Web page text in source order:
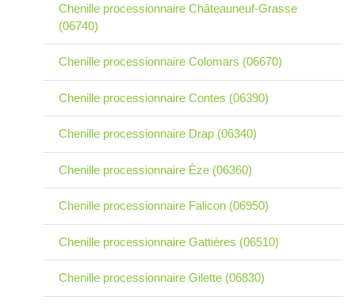
Chenille processionnaire Châteauneuf-Grasse
(06740)
Chenille processionnaire Colomars (06670)
Chenille processionnaire Contes (06390)
Chenille processionnaire Drap (06340)
Chenille processionnaire Èze (06360)
Chenille processionnaire Falicon (06950)
Chenille processionnaire Gattières (06510)
Chenille processionnaire Gilette (06830)